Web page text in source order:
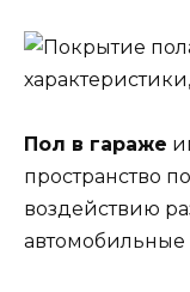
Пол в гараже
пространство
воздействию
автомобильные